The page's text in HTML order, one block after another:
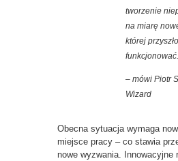
tworzenie
na miarę
której
funkcjonować.
– mówi Piotr
Wizard
Obecna sytuacja wymaga
miejsce pracy – co stawia
nowe wyzwania. Innowacyjne